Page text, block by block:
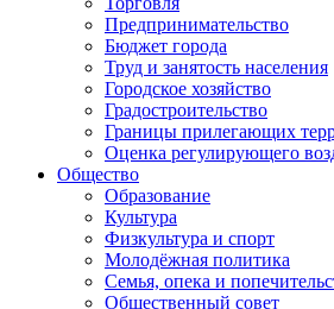
Предпринимательство
Бюджет города
Труд и занятость населения
Городское хозяйство
Градостроительство
Границы прилегающих
Оценка регулирующего
Общество
Образование
Культура
Физкультура и спорт
Молодёжная политика
Семья, опека и
Общественный совет